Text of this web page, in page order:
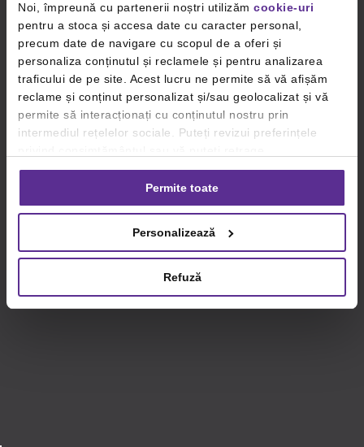
Noi, împreună cu partenerii noștri utilizăm cookie-uri
pentru a stoca și accesa date cu caracter personal,
precum date de navigare cu scopul de a oferi și
personaliza conținutul și reclamele și pentru analizarea
traficului de pe site. Acest lucru ne permite să vă afișăm
reclame și conținut personalizat și/sau geolocalizat și vă
permite să interacționați cu conținutul nostru prin
intermediul rețelelor sociale. Puteți revizui preferințele
consimțământul oricând, făcând click pe linkul către
setările dvs. de cookie-uri.
privind utilizarea modulelor cookie.Detalii
Permite toate
Personalizează
Refuză